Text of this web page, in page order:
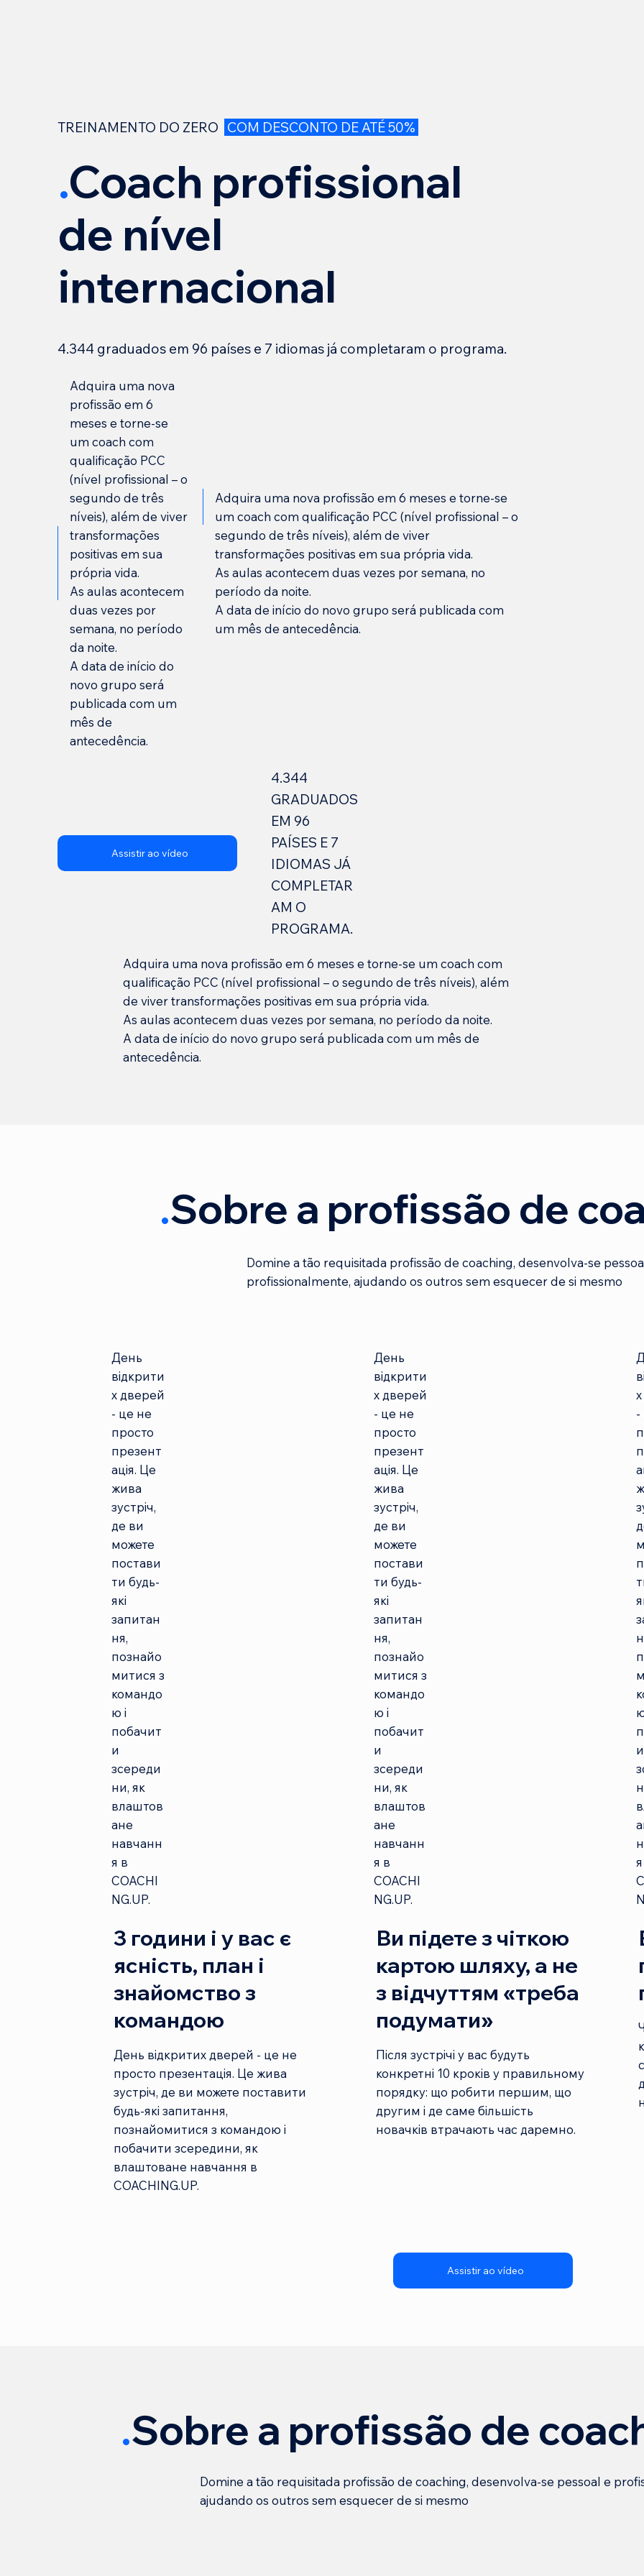
TREINAMENTO DO ZERO COM DESCONTO DE ATÉ 50%
.Coach profissional
de nível
internacional
4.344 graduados em 96 países e 7 idiomas já completaram o programa.
Adquira uma nova
profissão em 6
meses e torne-se
um coach com
qualificação PCC
(nível profissional – o
segundo de três
níveis), além de viver
transformações
positivas em sua
própria vida.
As aulas acontecem
duas vezes por
semana, no período
da noite.
A data de início do
novo grupo será
publicada com um
mês de
antecedência.
Adquira uma nova profissão em 6 meses e torne-se
um coach com qualificação PCC (nível profissional – o
segundo de três níveis), além de viver
transformações positivas em sua própria vida.
As aulas acontecem duas vezes por semana, no
período da noite.
A data de início do novo grupo será publicada com
um mês de antecedência.
4.344
GRADUADOS
EM 96
PAÍSES E 7
IDIOMAS JÁ
COMPLETAR
AM O
PROGRAMA.
Assistir ao vídeo
Adquira uma nova profissão em 6 meses e torne-se um coach com
qualificação PCC (nível profissional – o segundo de três níveis), além
de viver transformações positivas em sua própria vida.
As aulas acontecem duas vezes por semana, no período da noite.
A data de início do novo grupo será publicada com um mês de
antecedência.
.Sobre a profissão de
Domine a tão requisitada profissão de coaching, desenvolva-se
profissionalmente, ajudando os outros sem esquecer de si mesmo
День
відкрити
х дверей
- це не
просто
презент
ація. Це
жива
зустріч,
де ви
можете
постави
ти будь-
які
запитан
ня,
познайо
митися з
командо
ю і
побачит
и
зсереди
ни, як
влаштов
ане
навчанн
я в
COACHI
NG.UP.
3 години і у вас є
ясність, план і
знайомство з
командою
День відкритих дверей - це не
просто презентація. Це жива
зустріч, де ви можете поставити
будь-які запитання,
познайомитися з командою і
побачити зсередини, як
влаштоване навчання в
COACHING.UP.
День
відкрити
х дверей
- це не
просто
презент
ація. Це
жива
зустріч,
де ви
можете
постави
ти будь-
які
запитан
ня,
познайо
митися з
командо
ю і
побачит
и
зсереди
ни, як
влаштов
ане
навчанн
я в
COACHI
NG.UP.
Ви підете з чіткою
картою шляху, а не
з відчуттям «треба
подумати»
Після зустрічі у вас будуть
конкретні 10 кроків у правильному
порядку: що робити першим, що
другим і де саме більшість
новачків втрачають час даремно.
-
и
Assistir ao vídeo
.Sobre a profissão de
Domine a tão requisitada profissão de coaching, desenvolva-se pessoal e
ajudando os outros sem esquecer de si mesmo